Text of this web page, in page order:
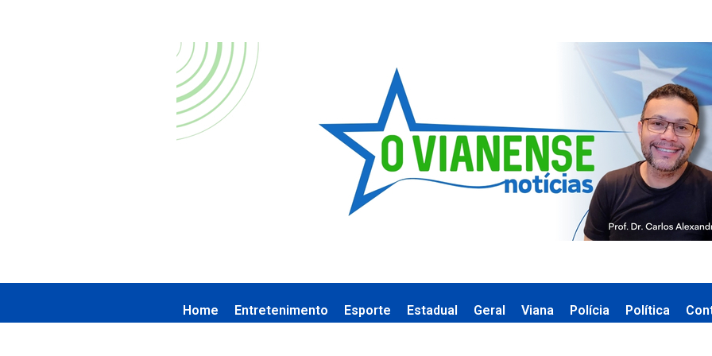
Home Entretenimento Esporte Estadual Geral Viana Polícia Política